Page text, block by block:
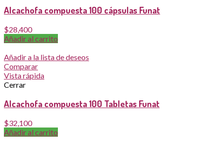
Alcachofa compuesta 100 cápsulas Funat
$28,400
Añadir al carrito
Añadir a la lista de deseos
Comparar
Vista rápida
Cerrar
Alcachofa compuesta 100 Tabletas Funat
$32,100
Añadir al carrito